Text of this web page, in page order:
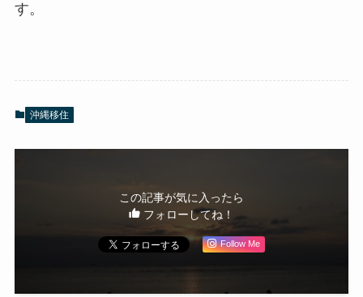
す。
沖縄移住
この記事が気に入ったら
フォローしてね！
Follow Me